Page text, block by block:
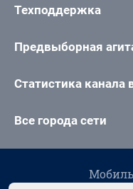
Техподдержка
Предвыборная
Статистика канала
Все города сети